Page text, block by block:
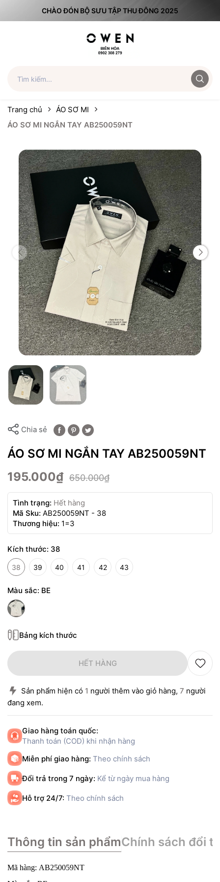
CHÀO ĐÓN BỘ SƯU TẬP THU ĐÔNG 2025
Trang chủ
ÁO SƠ MI
ÁO SƠ MI NGẮN TAY AB250059NT
Chia sẻ
ÁO SƠ MI NGẮN TAY AB250059NT
195.000₫ 650.000₫
Tình trạng: Hết hàng
Mã Sku: AB250059NT - 38
Thương hiệu: 1=3
Kích thước: 38
38 39 40 41 42 43
Màu sắc: BE
Bảng kích thước
HẾT HÀNG
Sản phẩm hiện có 1 người thêm vào giỏ hàng, 7 người
đang xem.
Giao hàng toán quốc:
Thanh toán (COD) khi nhận hàng
Miễn phí giao hàng: Theo chính sách
Đổi trả trong 7 ngày: Kể từ ngày mua hàng
Hỗ trợ 24/7: Theo chính sách
Thông tin sản phẩmChính sách đổi
Mã hàng: AB250059NT